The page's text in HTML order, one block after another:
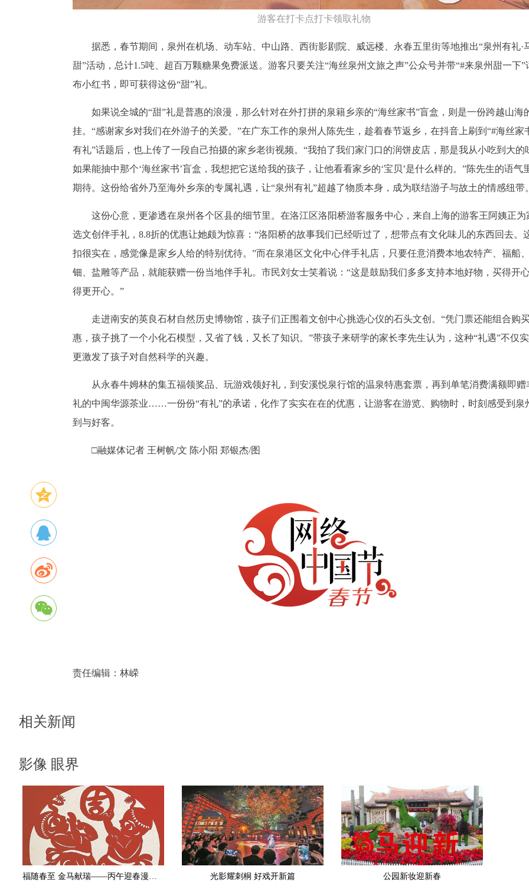
游客在打卡点打卡领取礼物
据悉，春节期间，泉州在机场、动车站、中山路、西街影剧院、威远楼、永春五里街等地推出“泉州有礼·
甜”活动，总计1.5吨、超百万颗糖果免费派送。游客只要关注“海丝泉州文旅之声”公众号并带“#来泉州甜一下”
布小红书，即可获得这份“甜”礼。
如果说全城的“甜”礼是普惠的浪漫，那么针对在外打拼的泉籍乡亲的“海丝家书”盲盒，则是一份跨越山海
挂。“感谢家乡对我们在外游子的关爱。”在广东工作的泉州人陈先生，趁着春节返乡，在抖音上刷到“#海丝家
有礼”话题后，也上传了一段自己拍摄的家乡老街视频。“我拍了我们家门口的润饼皮店，那是我从小吃到大的
如果能抽中那个‘海丝家书’盲盒，我想把它送给我的孩子，让他看看家乡的‘宝贝’是什么样的。”陈先生的语气
期待。这份给省外乃至海外乡亲的专属礼遇，让“泉州有礼”超越了物质本身，成为联结游子与故土的情感纽带
这份心意，更渗透在泉州各个区县的细节里。在洛江区洛阳桥游客服务中心，来自上海的游客王阿姨正为
选文创伴手礼，8.8折的优惠让她颇为惊喜：“洛阳桥的故事我们已经听过了，想带点有文化味儿的东西回去。
扣很实在，感觉像是家乡人给的特别优待。”而在泉港区文化中心伴手礼店，只要任意消费本地农特产、福船
钿、盐雕等产品，就能获赠一份当地伴手礼。市民刘女士笑着说：“这是鼓励我们多多支持本地好物，买得开
得更开心。”
走进南安的英良石材自然历史博物馆，孩子们正围着文创中心挑选心仪的石头文创。“凭门票还能组合购
惠，孩子挑了一个小化石模型，又省了钱，又长了知识。”带孩子来研学的家长李先生认为，这种“礼遇”不仅
更激发了孩子对自然科学的兴趣。
从永春牛姆林的集五福领奖品、玩游戏领好礼，到安溪悦泉行馆的温泉特惠套票，再到单笔消费满额即赠
礼的中闽华源茶业……一份份“有礼”的承诺，化作了实实在在的优惠，让游客在游览、购物时，时刻感受到泉
到与好客。
□融媒体记者 王树帆/文 陈小阳 郑银杰/图
责任编辑： 林嵘
相关新闻
影像 眼界
光影耀刺桐 好戏开新篇 公园新妆迎新春